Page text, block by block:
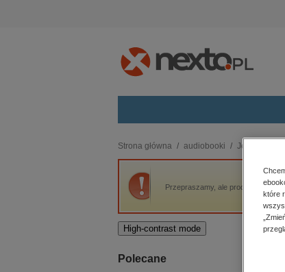
budownictwo, aranżacja wnętrz
biznesowe, branżowe,
darmowe wydania
edukacja
Strona główna audiobooki Języki i
Przepraszamy, ale produkt
High-contrast mode
Polecane
które